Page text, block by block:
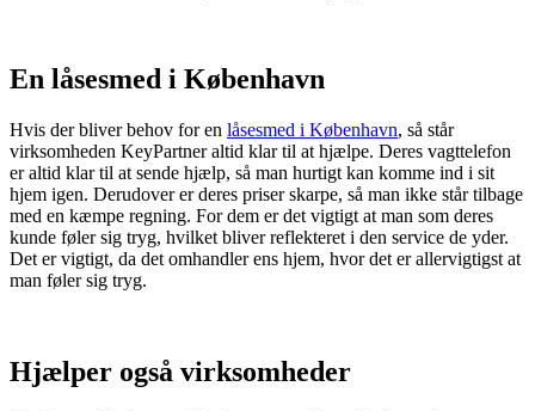
En låsesmed i København
Hvis der bliver behov for en låsesmed i København, så står
virksomheden KeyPartner altid klar til at hjælpe. Deres vagttelefon
er altid klar til at sende hjælp, så man hurtigt kan komme ind i sit
hjem igen. Derudover er deres priser skarpe, så man ikke står tilbage
med en kæmpe regning. For dem er det vigtigt at man som deres
kunde føler sig tryg, hvilket bliver reflekteret i den service de yder.
Det er vigtigt, da det omhandler ens hjem, hvor det er allervigtigst at
man føler sig tryg.
Hjælper også virksomheder